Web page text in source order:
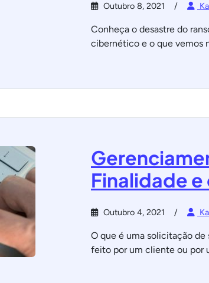
Outubro 8, 2021
Conheça o desastre do
cibernético e o que vemos
Finalidade
Outubro 4, 2021
O que é uma solicitação
feito por um cliente ou por